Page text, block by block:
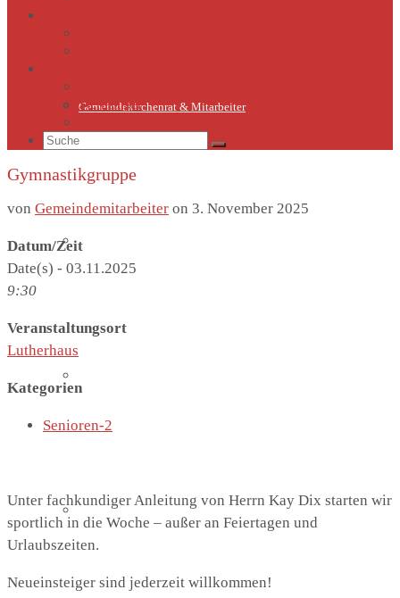
Gemeindekirchenrat & Mitarbeiter
Gemeindeleben
Lutherhaus
Sternsinger
Suche
Gymnastikgruppe
von Gemeindemitarbeiter on 3. November 2025
Datum/Zeit
Date(s) - 03.11.2025
9:30
Veranstaltungsort
Lutherhaus
Kategorien
Senioren-2
Unter fachkundiger Anleitung von Herrn Kay Dix starten wir
sportlich in die Woche – außer an Feiertagen und
Urlaubszeiten.
Neueinsteiger sind jederzeit willkommen!